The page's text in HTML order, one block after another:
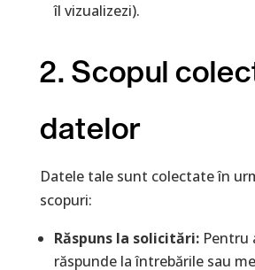
îl vizualizezi).
2. Scopul
datelor
Datele tale sunt colectate în
scopuri:
Răspuns la solicitări:Pentru
răspunde la întrebările sau